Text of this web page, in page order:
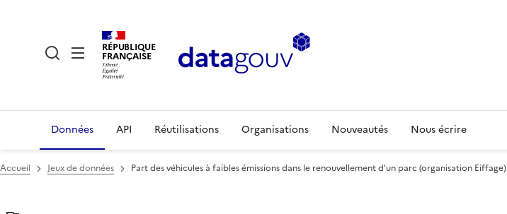
RÉPUBLIQUE
FRANÇAISE
Données API Réutilisations Organisations Nouveautés Nous écrire
Accueil Jeux de données Part des véhicules à faibles émissions dans le renouvellement d'un parc (organisation Eiffage)